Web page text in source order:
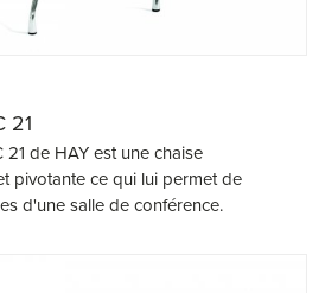
21
de HAY est une chaise
pivotante ce qui lui permet de
d'une salle de conférence.